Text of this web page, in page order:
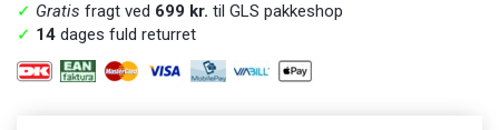
✓ Gratis fragt ved 699 kr. til GLS pakkeshop
✓ 14 dages fuld returret